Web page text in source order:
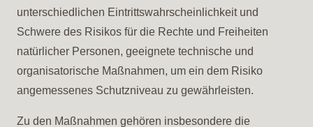
unterschiedlichen Eintrittswahrscheinlichkeit und
Schwere des Risikos für die Rechte und Freiheiten
natürlicher Personen, geeignete technische und
organisatorische Maßnahmen, um ein dem Risiko
angemessenes Schutzniveau zu gewährleisten.
Zu den Maßnahmen gehören insbesondere die